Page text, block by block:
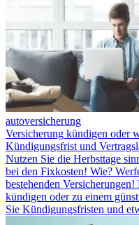
autoversicherung
Versicherung kündigen oder
Kündigungsfrist und
Nutzen Sie die Herbsttage
bei den Fixkosten! Wie?
bestehenden
kündigen oder zu einem
Sie Kündigungsfristen und